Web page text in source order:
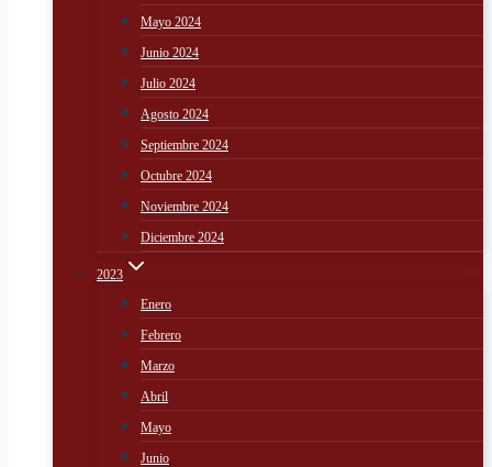
Mayo 2024
Junio 2024
Julio 2024
Agosto 2024
Septiembre 2024
Octubre 2024
Noviembre 2024
Diciembre 2024
2023
Enero
Febrero
Marzo
Abril
Mayo
Junio